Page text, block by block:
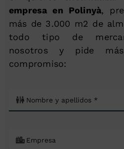
empresa en Polinyà,
más de 3.000 m2 de
todo tipo de
nosotros y pide
compromiso: